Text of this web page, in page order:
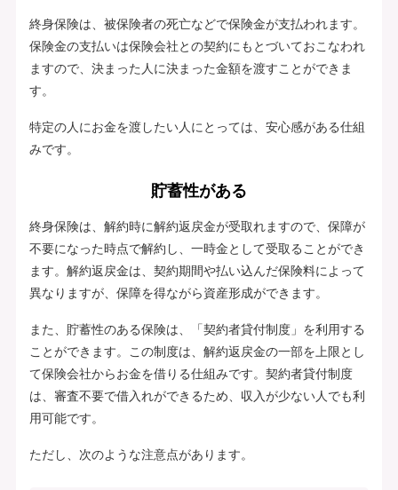
終身保険は、被保険者の死亡などで保険金が支払われます。
保険金の支払いは保険会社との契約にもとづいておこなわれ
ますので、決まった人に決まった金額を渡すことができま
す。
特定の人にお金を渡したい人にとっては、安心感がある仕組
みです。
貯蓄性がある
終身保険は、解約時に解約返戻金が受取れますので、保障が
不要になった時点で解約し、一時金として受取ることができ
ます。解約返戻金は、契約期間や払い込んだ保険料によって
異なりますが、保障を得ながら資産形成ができます。
また、貯蓄性のある保険は、「契約者貸付制度」を利用する
ことができます。この制度は、解約返戻金の一部を上限とし
て保険会社からお金を借りる仕組みです。契約者貸付制度
は、審査不要で借入れができるため、収入が少ない人でも利
用可能です。
ただし、次のような注意点があります。